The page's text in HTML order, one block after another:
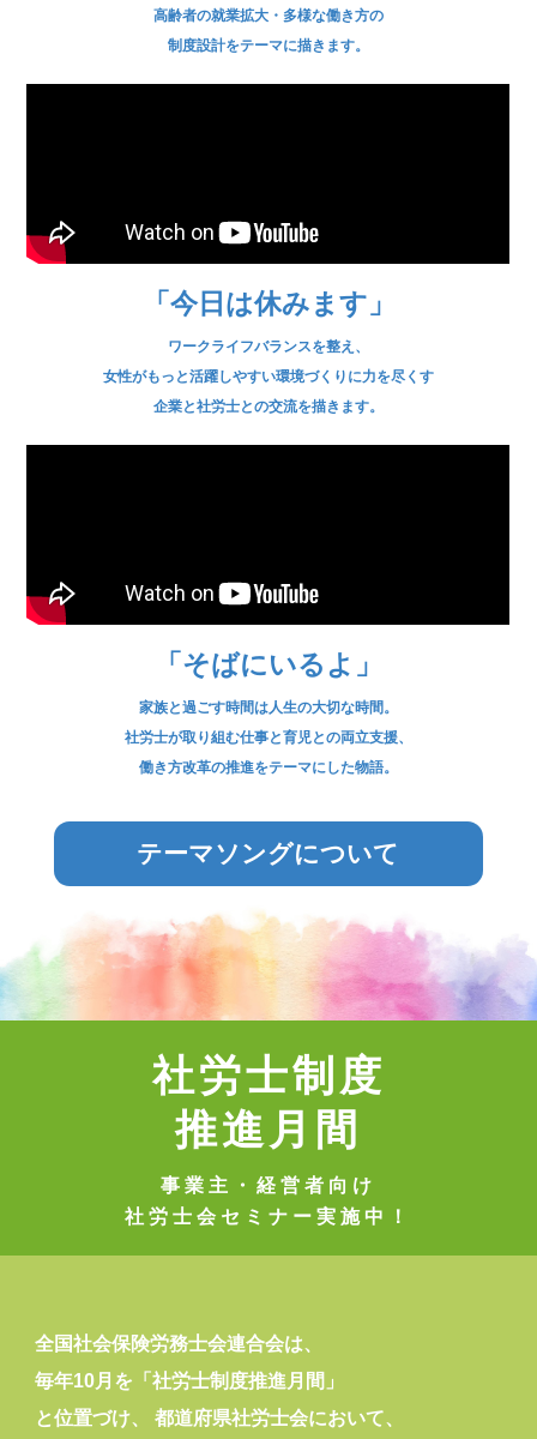
高齢者の就業拡大・多様な働き方の
制度設計をテーマに描きます。
「今日は休みます」
ワークライフバランスを整え、
女性がもっと活躍しやすい環境づくりに力を尽くす
企業と社労士との交流を描きます。
「そばにいるよ」
家族と過ごす時間は人生の大切な時間。
社労士が取り組む仕事と育児との両立支援、
働き方改革の推進をテーマにした物語。
テーマソングについて
社労士制度
推進月間
事業主・経営者向け
社労士会セミナー実施中！
全国社会保険労務士会連合会は、
毎年10月を「社労士制度推進月間」
と位置づけ、
都道府県社労士会において、